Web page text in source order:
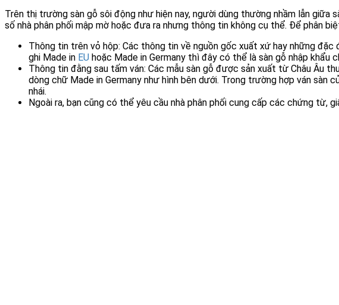
Trên thị trường sàn gỗ sôi động như hiện nay, người dùng thường nhầm lẫn
số nhà phân phối mập mờ hoặc đưa ra nhưng thông tin không cụ thể. Để phân
Thông tin trên vỏ hộp: Các thông tin về nguồn gốc xuất xứ hay những
ghi Made in EU hoặc Made in Germany thì đây có thể là sàn gỗ nhập khẩu
Thông tin đằng sau tấm ván: Các mẫu sàn gỗ được sản xuất từ Châu Âu
dòng chữ Made in Germany như hình bên dưới. Trong trường hợp ván sàn
nhái.
Ngoài ra, bạn cũng có thể yêu cầu nhà phân phối cung cấp các chứng từ,